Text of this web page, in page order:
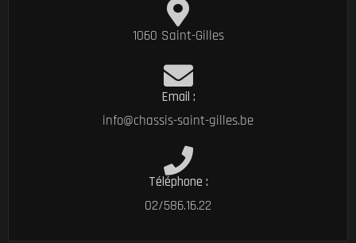
1060 Saint-Gilles
Email :
info@chassis-saint-gilles.be
Téléphone :
02/586.16.22